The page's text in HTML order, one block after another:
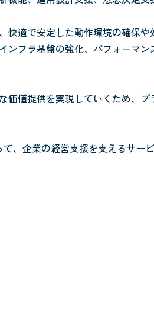
適で安定した動作環境の確保
フラ基盤の強化、パフォーマ
値提供を実現していくため、
、企業の経営支援を支えるサー